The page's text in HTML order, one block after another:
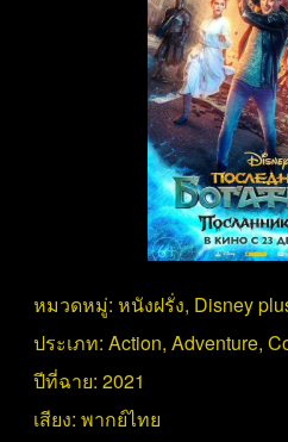
หมวดหมู่: หนังฝรั่ง, Disney
ประเภท: Action, Adventure,
ปีที่ฉาย: 2021
เสียง: พากย์ไทย